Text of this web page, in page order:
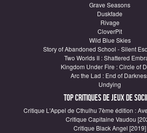
Grave Seasons
Duskfade
Rivage
CloverPit
Wild Blue Skies
Story of Abandoned School - Silent
Two Worlds II : Shattered
Kingdom Under Fire : Circle of
Arc the Lad : End of
Undying
Top critiques de Jeux de
Critique L'Appel de Cthulhu 7ème édition :
Critique Capitaine Vaudou
Critique Black Angel [2019]